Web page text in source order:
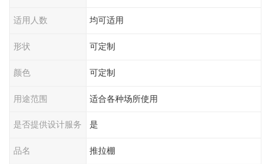
适用人数 均可适用
形状 可定制
颜色 可定制
用途范围 适合各种场所使用
是否提供设计服务 是
品名 推拉棚